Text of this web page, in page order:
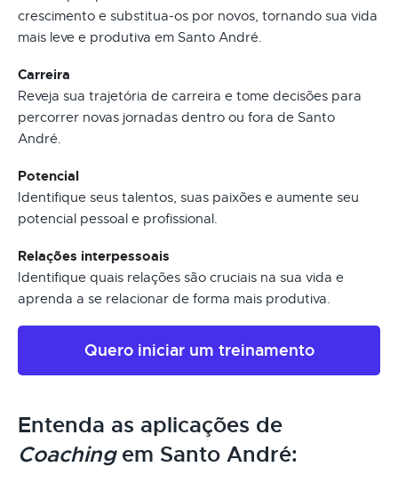
crescimento e substitua-os por novos, tornando sua vida
mais leve e produtiva em Santo André.
Carreira
Reveja sua trajetória de carreira e tome decisões para
percorrer novas jornadas dentro ou fora de Santo
André.
Potencial
Identifique seus talentos, suas paixões e aumente seu
potencial pessoal e profissional.
Relações interpessoais
Identifique quais relações são cruciais na sua vida e
aprenda a se relacionar de forma mais produtiva.
Quero iniciar um treinamento
Entenda as aplicações de
Coachingem Santo André: